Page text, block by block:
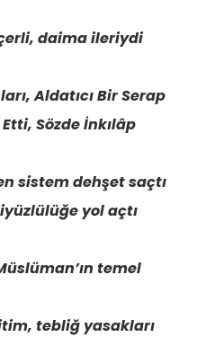
daima ileriydi
Aldatıcı Bir Serap
Sözde İnkılâp
sistem dehşet saçtı
yol açtı
temel
tebliğ yasakları